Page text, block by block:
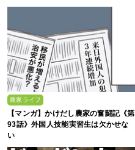
農家ライフ
【マンガ】かけだし農家の奮闘記《第
93話》外国人技能実習生は欠かせな
い